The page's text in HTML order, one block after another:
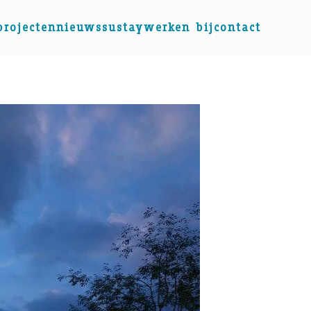
nieuwssustaywerken bijcontact